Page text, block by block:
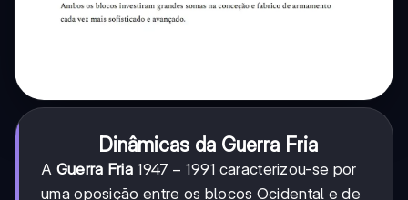
Dinâmicas da Guerra Fria
A Guerra Fria 1947-
1991
1947 − 1991 caracterizou-se por
uma oposição entre os blocos Ocidental e de